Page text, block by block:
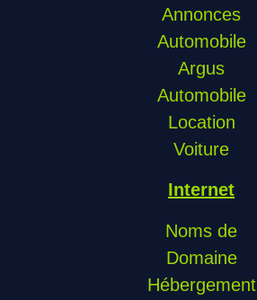
Annonces
Automobile
Argus
Automobile
Location
Voiture
Internet
Noms de
Domaine
Hébergement